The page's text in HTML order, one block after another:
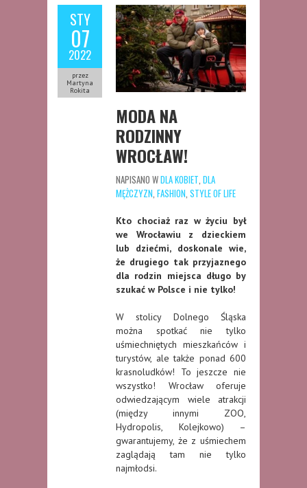
STY
07
2022
przez
Martyna
Rokita
MODA NA
RODZINNY
WROCŁAW!
NAPISANO WDLA KOBIET DLA
MĘŻCZYZN FASHION STYLE OF LIFE
Kto chociaż raz w życiu był
we Wrocławiu z dzieckiem
lub dziećmi, doskonale wie,
że drugiego tak przyjaznego
dla rodzin miejsca długo by
szukać w Polsce i nie tylko!
W stolicy Dolnego Śląska
można spotkać nie tylko
uśmiechniętych mieszkańców i
turystów, ale także ponad 600
krasnoludków! To jeszcze nie
wszystko! Wrocław oferuje
odwiedzającym wiele atrakcji
(między innymi ZOO,
Hydropolis, Kolejkowo) –
gwarantujemy, że z uśmiechem
zaglądają tam nie tylko
najmłodsi.